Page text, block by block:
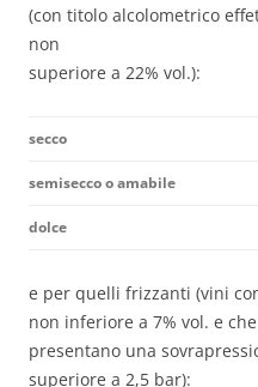
(con titolo alcolometrico
non
superiore a 22% vol.):
secco
semisecco o amabile
dolce
e per quelli frizzanti (vini
non inferiore a 7% vol. e che
presentano una
superiore a 2,5 bar):